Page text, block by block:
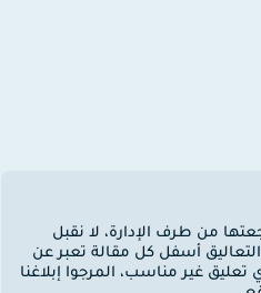
من طرف الإدارة، لا نقبل
أسفل كل مقالة تعبر عن
غير مناسب، المرجوا إبلاغنا